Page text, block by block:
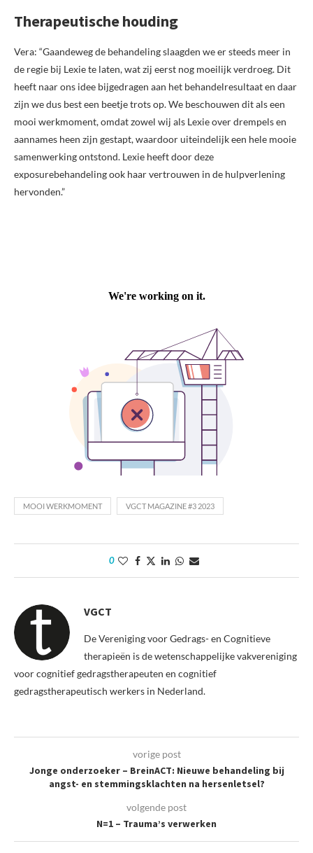
Therapeutische houding
Vera: “Gaandeweg de behandeling slaagden we er steeds meer in
de regie bij Lexie te laten, wat zij eerst nog moeilijk verdroeg. Dit
heeft naar ons idee bijgedragen aan het behandelresultaat en daar
zijn we dus best een beetje trots op. We beschouwen dit als een
mooi werkmoment, omdat zowel wij als Lexie over drempels en
aannames heen zijn gestapt, waardoor uiteindelijk een hele mooie
samenwerking ontstond. Lexie heeft door deze
exposurebehandeling ook haar vertrouwen in de hulpverlening
hervonden.”
MOOI WERKMOMENT VGCT MAGAZINE #3 2023
0
VGCT
De Vereniging voor Gedrags- en Cognitieve
therapieën is de wetenschappelijke vakvereniging
voor cognitief gedragstherapeuten en cognitief
gedragstherapeutisch werkers in Nederland.
vorige post
Jonge onderzoeker – BreinACT: Nieuwe behandeling bij
angst- en stemmingsklachten na hersenletsel?
volgende post
N=1 – Trauma’s verwerken